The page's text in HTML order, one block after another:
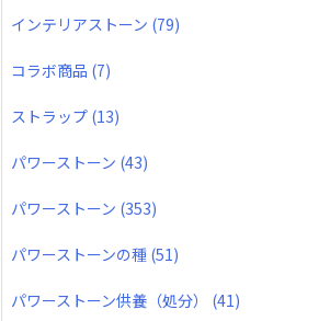
インテリアストーン (79)
コラボ商品 (7)
ストラップ (13)
パワーストーン (43)
パワーストーン (353)
パワーストーンの種 (51)
パワーストーン供養（処分） (41)